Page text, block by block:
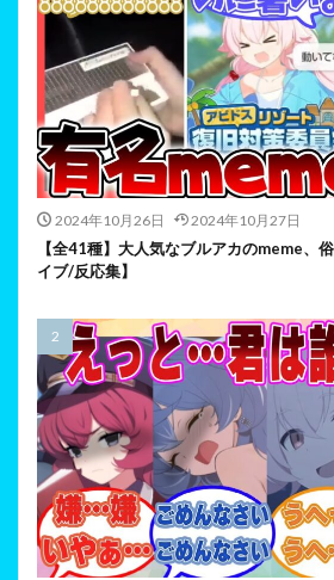
2024年10月26日 2024年10月27日
【全41種】大人気なブルアカのmeme、
イブ/反応集】